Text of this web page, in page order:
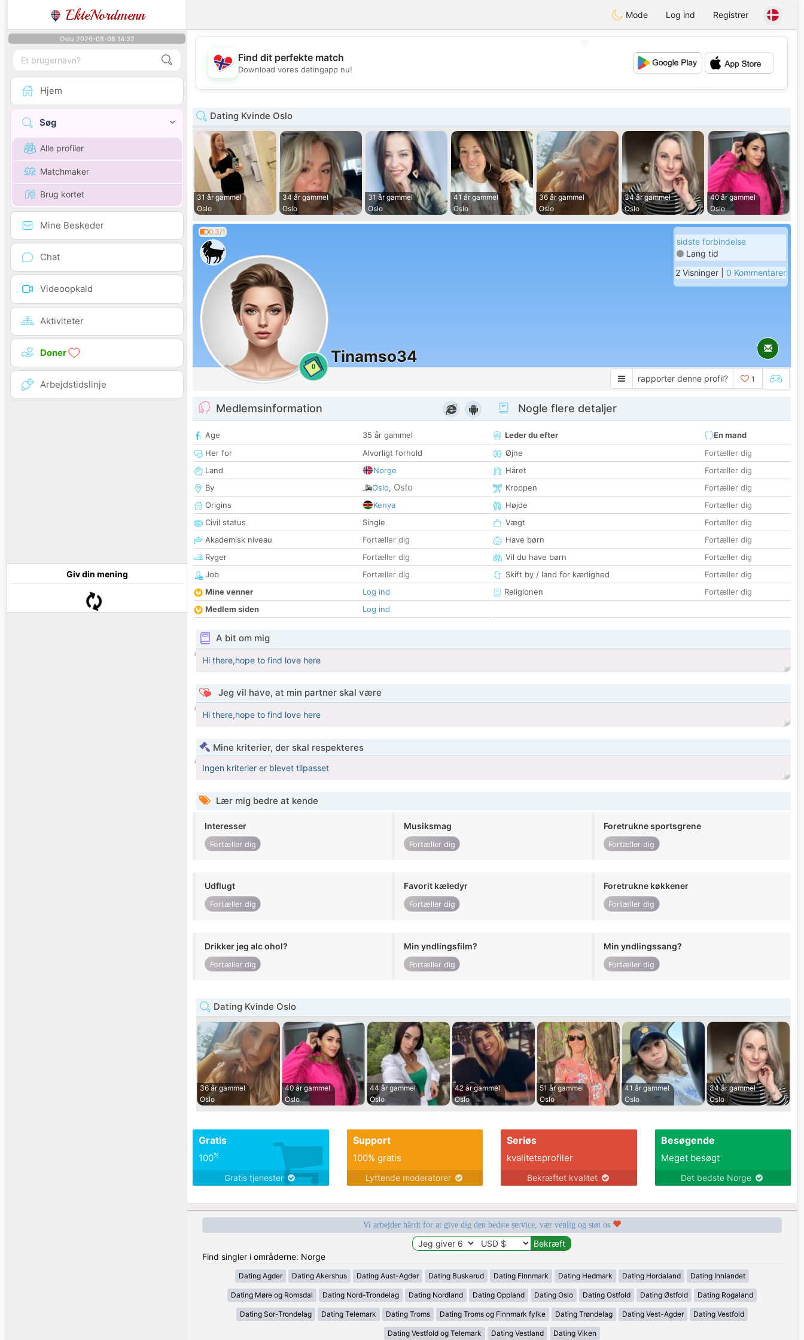
EkteNordmenn Mode Log ind Registrer
Oslo 2026-08-08 14:32
Hjem
Søg
Alle profiler
Matchmaker
Brug kortet
Mine Beskeder
Chat
Videoopkald
Aktiviteter
Doner
Arbejdstidslinje
Giv din mening
💖
💕
Find dit perfekte match
Download vores datingapp nu!
Dating Kvinde Oslo
31 år gammel
Oslo
34 år gammel
Oslo
31 år gammel
Oslo
41 år gammel
Oslo
36 år gammel
Oslo
34 år gammel
Oslo
40 år gammel
Oslo
0.3/1
0
Tinamso34
sidste forbindelse
Lang tid
2 Visninger | 0 Kommentarer
rapporter denne profil? 1
Medlemsinformation
Age
35 år gammel
Her for
Alvorligt forhold
Land
Norge
By
Oslo, Oslo
Origins
Kenya
Civil status
Single
Akademisk niveau
Fortæller dig
Ryger
Fortæller dig
Job
Fortæller dig
Mine venner
Log ind
Medlem siden
Log ind
Nogle flere detaljer
Leder du efter
En mand
Øjne
Fortæller dig
Håret
Fortæller dig
Kroppen
Fortæller dig
Højde
Fortæller dig
Vægt
Fortæller dig
Have børn
Fortæller dig
Vil du have børn
Fortæller dig
Skift by / land for kærlighed
Fortæller dig
Religionen
Fortæller dig
A bit om mig
Hi there,hope to find love here
Jeg vil have, at min partner skal være
Hi there,hope to find love here
Mine kriterier, der skal respekteres
Ingen kriterier er blevet tilpasset
Lær mig bedre at kende
Interesser
Fortæller dig
Musiksmag
Fortæller dig
Foretrukne sportsgrene
Fortæller dig
Udflugt
Fortæller dig
Favorit kæledyr
Fortæller dig
Foretrukne køkkener
Fortæller dig
Drikker jeg alc ohol?
Fortæller dig
Min yndlingsfilm?
Fortæller dig
Min yndlingssang?
Fortæller dig
Dating Kvinde Oslo
36 år gammel
Oslo
40 år gammel
Oslo
44 år gammel
Oslo
42 år gammel
Oslo
51 år gammel
Oslo
41 år gammel
Oslo
34 år gammel
Oslo
Gratis
100%
Gratis tjenester
Support
100% gratis
Lyttende moderatorer
Seriøs
kvalitetsprofiler
Bekræftet kvalitet
Besøgende
Meget besøgt
Det bedste Norge
Vi arbejder hårdt for at give dig den bedste service, vær venlig og støt os
Find singler i områderne: Norge
Dating Agder Dating Akershus Dating Aust-Agder Dating Buskerud Dating Finnmark Dating Hedmark Dating Hordaland Dating Innlandet
Dating Møre og Romsdal Dating Nord-Trondelag Dating Nordland Dating Oppland Dating Oslo Dating Ostfold Dating Østfold Dating Rogaland
Dating Sor-Trondelag Dating Telemark Dating Troms Dating Troms og Finnmark fylke Dating Trøndelag Dating Vest-Agder Dating Vestfold
Dating Vestfold og Telemark Dating Vestland Dating Viken